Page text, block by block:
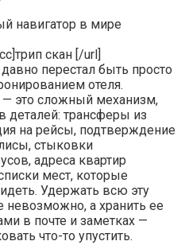
навигатор в мире
скан [/url]
перестал быть просто
отеля.
это сложный механизм,
деталей: трансферы из
на рейсы, подтверждение
стыковки
адреса квартир
мест, которые
Удержать всю эту
а хранить ее
в почте и заметках —
что-то упустить.